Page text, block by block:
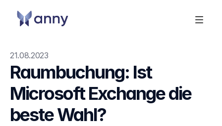
21.08.2023
Raumbuchung: Ist
Microsoft Exchange die
beste Wahl?